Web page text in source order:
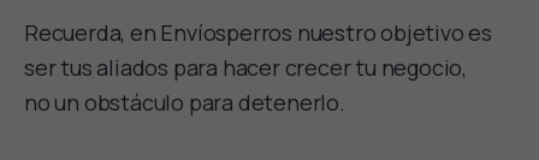
Recuerda, en Envíosperros nuestro objetivo es
ser tus aliados para hacer crecer tu negocio,
no un obstáculo para detenerlo.